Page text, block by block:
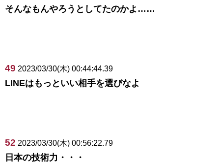
そんなもんやろうとしてたのかよ……
49 2023/03/30(木) 00:44:44.39
LINEはもっといい相手を選びなよ
52 2023/03/30(木) 00:56:22.79
日本の技術力・・・